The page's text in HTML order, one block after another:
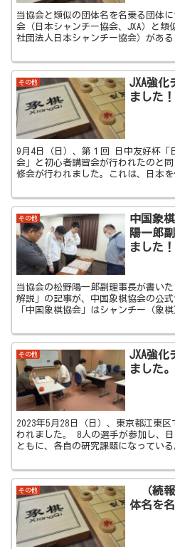
当協会と類似の団体名を名乗る団体について 今月設立
会（日本シャンチー協会、JXA）と類
社団法人日本シャンチー協会）があ
その他
JXA強化
ました！
9月4日（日）、第１回 日中友好杯
会」と初心者講習会が行われたのと
修会が行われました。これは、日本
その他
中国象
陽一郎
ました！
当協会の松野陽一郎副理事長が書い
解説」の記事が、中国象棋協会の公式
「中国象棋協会」はシャンチー（象
す。
その他
JXA強化
ました。
2023年5月28日（日）、東京都江東区
われました。 8人の選手が参加し、日頃研鑽した腕前を競い合うと
ともに、各自の研究課題になってい
その他
（続報
体名を